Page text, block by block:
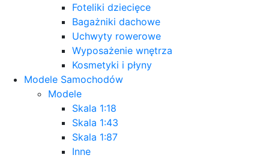
Foteliki dziecięce
Bagażniki dachowe
Uchwyty rowerowe
Wyposażenie wnętrza
Kosmetyki i płyny
Modele Samochodów
Modele
Skala 1:18
Skala 1:43
Skala 1:87
Inne